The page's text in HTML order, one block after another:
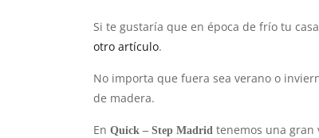
Si te gustaría que en época de frío tu
otro artículo.
No importa que fuera sea verano o
de madera.
En Quick – Step Madrid tenemos una gran